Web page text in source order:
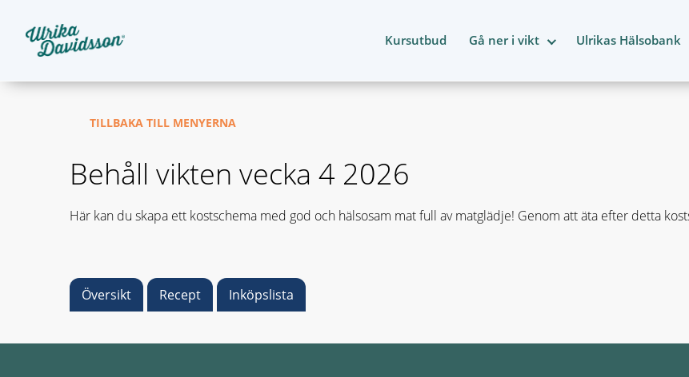
Kursutbud Gå ner i vikt Ulrikas Hälsobank
TILLBAKA TILL MENYERNA
Behåll vikten vecka 4 2026
Här kan du skapa ett kostschema med god och hälsosam mat full av matglädje! Genom att äta efter detta
Översikt Recept Inköpslista